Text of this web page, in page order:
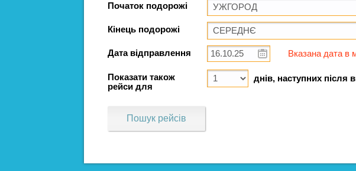
Початок подорожі
Кінець подорожі
Дата відправлення Вказана дата в
Показати також
рейси для
днів, наступних після
Пошук рейсів